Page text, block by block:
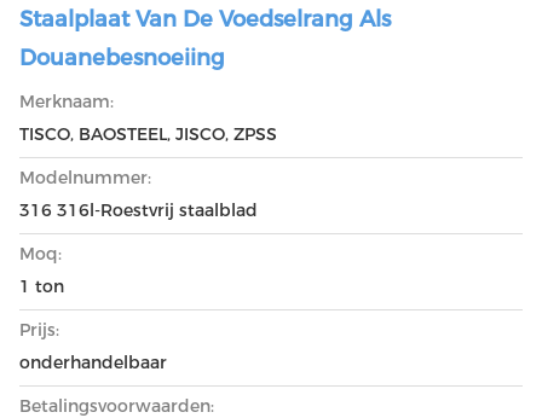
Staalplaat Van De Voedselrang Als
Douanebesnoeiing
Merknaam:
TISCO, BAOSTEEL, JISCO, ZPSS
Modelnummer:
316 316l-Roestvrij staalblad
Moq:
1 ton
Prijs:
onderhandelbaar
Betalingsvoorwaarden: